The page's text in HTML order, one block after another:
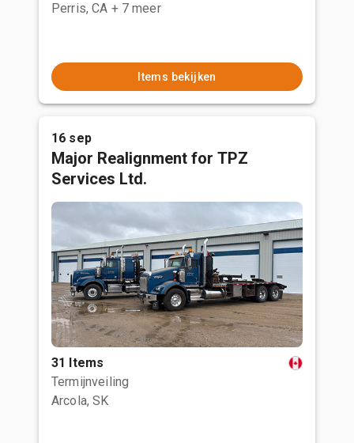
Perris, CA + 7 meer
Items bekijken
16 sep
Major Realignment for TPZ
Services Ltd.
31 Items
Termijnveiling
Arcola, SK